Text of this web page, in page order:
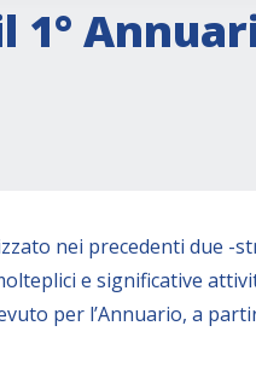
1°
nei precedenti due -
e significative
per l’Annuario, a